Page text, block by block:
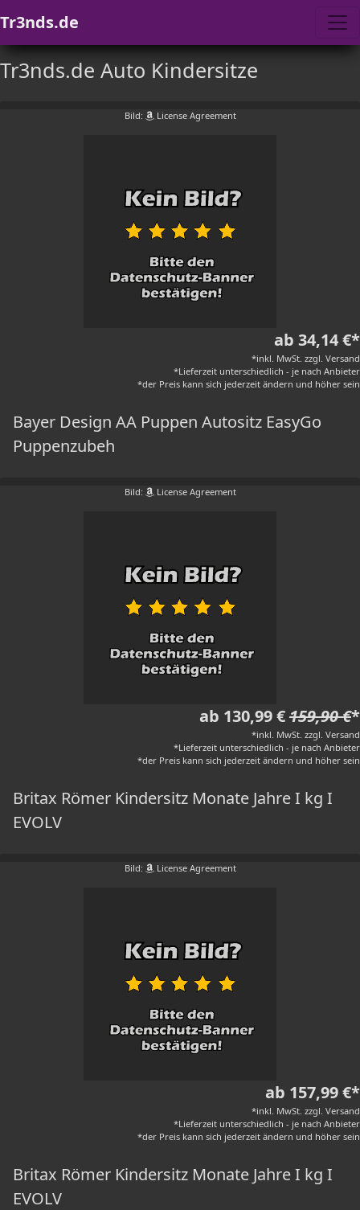
Tr3nds.de
Tr3nds.de Auto Kindersitze
Bild: License Agreement
ab 34,14 €*
*inkl. MwSt. zzgl. Versand
*Lieferzeit unterschiedlich - je nach Anbieter
*der Preis kann sich jederzeit ändern und höher sein
Bayer Design AA Puppen Autositz EasyGo
Puppenzubeh
Bild: License Agreement
ab 130,99 €159,90 €*
*inkl. MwSt. zzgl. Versand
*Lieferzeit unterschiedlich - je nach Anbieter
*der Preis kann sich jederzeit ändern und höher sein
Britax Römer Kindersitz Monate Jahre I kg I
EVOLV
Bild: License Agreement
ab 157,99 €*
*inkl. MwSt. zzgl. Versand
*Lieferzeit unterschiedlich - je nach Anbieter
*der Preis kann sich jederzeit ändern und höher sein
Britax Römer Kindersitz Monate Jahre I kg I
EVOLV